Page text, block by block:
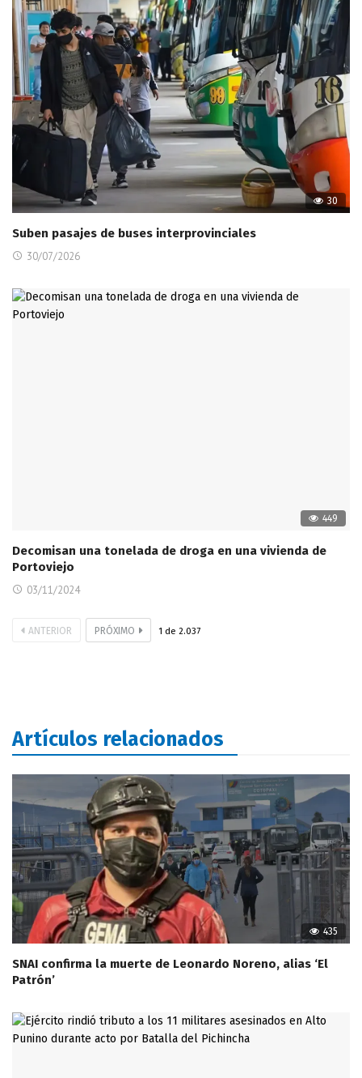
30
Suben pasajes de buses interprovinciales
30/07/2026
449
Decomisan una tonelada de droga en una vivienda de
Portoviejo
03/11/2024
ANTERIOR PRÓXIMO 1 de 2.037
Artículos relacionados
435
SNAI confirma la muerte de Leonardo Noreno, alias ‘El
Patrón’